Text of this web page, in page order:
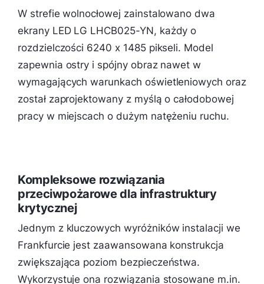
W strefie wolnocłowej zainstalowano dwa
ekrany LED LG LHCB025-YN, każdy o
rozdzielczości 6240 x 1485 pikseli. Model
zapewnia ostry i spójny obraz nawet w
wymagających warunkach oświetleniowych oraz
został zaprojektowany z myślą o całodobowej
pracy w miejscach o dużym natężeniu ruchu.
Kompleksowe rozwiązania
przeciwpożarowe dla infrastruktury
krytycznej
Jednym z kluczowych wyróżników instalacji we
Frankfurcie jest zaawansowana konstrukcja
zwiększająca poziom bezpieczeństwa.
Wykorzystuje ona rozwiązania stosowane m.in.